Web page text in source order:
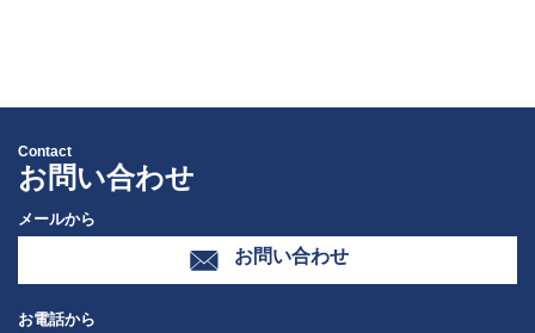
Contact
お問い合わせ
メールから
お問い合わせ
お電話から